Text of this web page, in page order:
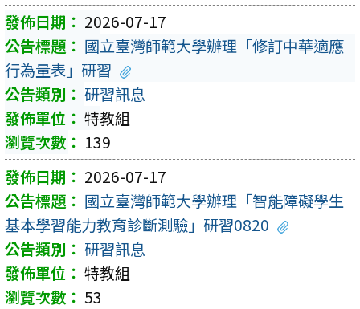
2026-07-17
國立臺灣師範大學辦理「修訂中華適應
行為量表」研習
研習訊息
特教組
139
2026-07-17
國立臺灣師範大學辦理「智能障礙學生
基本學習能力教育診斷測驗」研習0820
研習訊息
特教組
53